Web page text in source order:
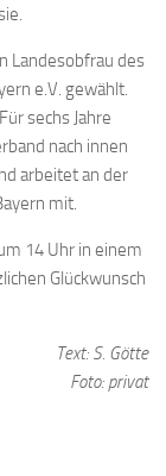
Landesobfrau des
e.V. gewählt.
sechs Jahre
nach innen
arbeitet an der
mit.
14 Uhr in einem
Glückwunsch
Text: S. Götte
Foto: privat